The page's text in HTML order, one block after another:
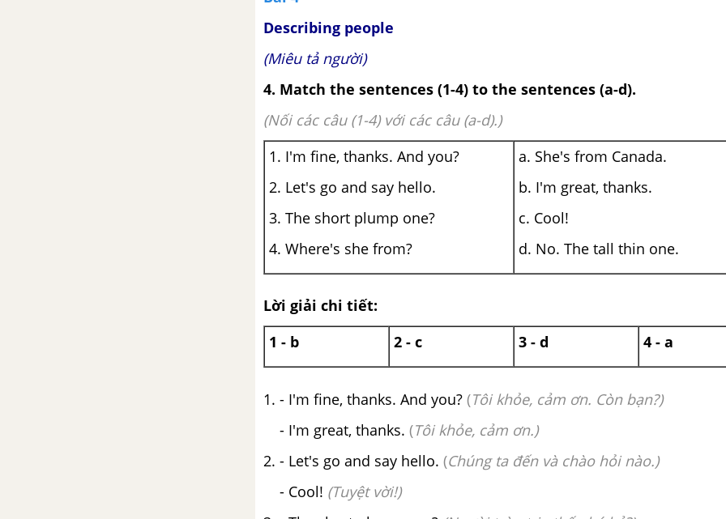
Describing people
(Miêu tả người)
4. Match the sentences (1-4) to the sentences (a-d).
(Nối các câu (1-4) với các câu (a-d).)
1. I'm fine, thanks. And you?
2. Let's go and say hello.
3. The short plump one?
4. Where's she from?
a. She's from Canada.
b. I'm great, thanks.
c. Cool!
d. No. The tall thin one.
Lời giải chi tiết:
1 - b
2 - c 3 - d 4 - a
1. - I'm fine, thanks. And you? (Tôi khỏe, cảm ơn. Còn bạn?)
- I'm great, thanks. (Tôi khỏe, cảm ơn.)
2. - Let's go and say hello. (Chúng ta đến và chào hỏi nào.)
- Cool! (Tuyệt vời!)